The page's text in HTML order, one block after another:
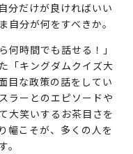
分だけが良ければいい
分が何をすべきか。
何時間でも話せる！」
「キングダムクイズ大
目な政策の話をしてい
ラーとのエピソードや
大笑いするお茶目さを
幅こそが、多くの人を